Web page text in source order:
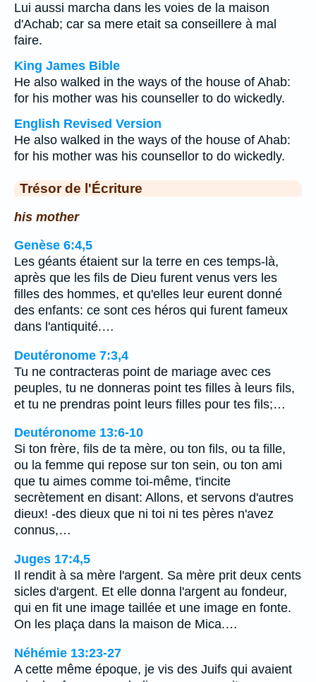
Lui aussi marcha dans les voies de la maison
d'Achab; car sa mere etait sa conseillere à mal
faire.
King James Bible
He also walked in the ways of the house of Ahab:
for his mother was his counseller to do wickedly.
English Revised Version
He also walked in the ways of the house of Ahab:
for his mother was his counsellor to do wickedly.
Trésor de l'Écriture
his mother
Genèse 6:4,5
Les géants étaient sur la terre en ces temps-là,
après que les fils de Dieu furent venus vers les
filles des hommes, et qu'elles leur eurent donné
des enfants: ce sont ces héros qui furent fameux
dans l'antiquité.…
Deutéronome 7:3,4
Tu ne contracteras point de mariage avec ces
peuples, tu ne donneras point tes filles à leurs fils,
et tu ne prendras point leurs filles pour tes fils;…
Deutéronome 13:6-10
Si ton frère, fils de ta mère, ou ton fils, ou ta fille,
ou la femme qui repose sur ton sein, ou ton ami
que tu aimes comme toi-même, t'incite
secrètement en disant: Allons, et servons d'autres
dieux! -des dieux que ni toi ni tes pères n'avez
connus,…
Juges 17:4,5
Il rendit à sa mère l'argent. Sa mère prit deux cents
sicles d'argent. Et elle donna l'argent au fondeur,
qui en fit une image taillée et une image en fonte.
On les plaça dans la maison de Mica.…
Néhémie 13:23-27
A cette même époque, je vis des Juifs qui avaient